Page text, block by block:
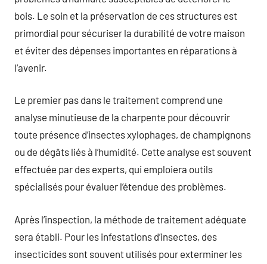
bois. Le soin et la préservation de ces structures est
primordial pour sécuriser la durabilité de votre maison
et éviter des dépenses importantes en réparations à
l’avenir.
Le premier pas dans le traitement comprend une
analyse minutieuse de la charpente pour découvrir
toute présence d’insectes xylophages, de champignons
ou de dégâts liés à l’humidité. Cette analyse est souvent
effectuée par des experts, qui emploiera outils
spécialisés pour évaluer l’étendue des problèmes.
Après l’inspection, la méthode de traitement adéquate
sera établi. Pour les infestations d’insectes, des
insecticides sont souvent utilisés pour exterminer les